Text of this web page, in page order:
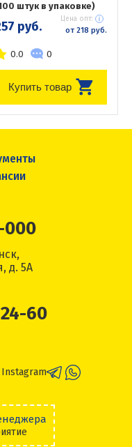
штук в упаковке)
руб. Цена опт:
от 218 руб.
0.0 0
Купить товар
000
д. 5А
60